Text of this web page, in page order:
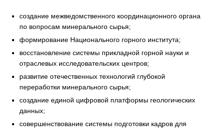
создание межведомственного координационного органа
по вопросам минерального сырья;
формирование Национального горного института;
восстановление системы прикладной горной науки и
отраслевых исследовательских центров;
развитие отечественных технологий глубокой
переработки минерального сырья;
создание единой цифровой платформы геологических
данных;
совершенствование системы подготовки кадров для